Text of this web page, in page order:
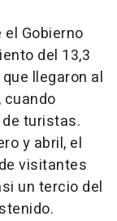
Gobierno
del 13,3
llegaron al
turistas.
y abril, el
visitantes
un tercio del